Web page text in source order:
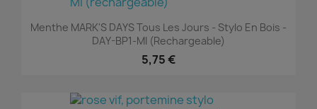
Menthe MARK'S DAYS Tous Les Jours - Stylo En Bois -
DAY-BP1-MI (rechargeable)
5,75 €